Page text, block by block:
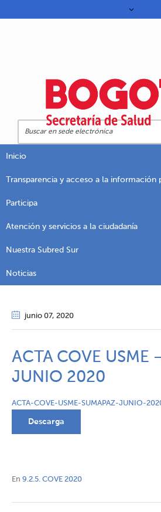
Inicio
Transparencia y acceso a la información
Participa
Atención y servicios a la ciudadanía
Nuestra Subred Sur
Noticias
junio 07, 2020
ACTA COVE USME
JUNIO 2020
ACTA-COVE-USME-SUMAPAZ-JUNIO-
Descarga
En 9.2.5. COVE 2020